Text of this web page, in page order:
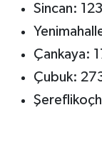
Sincan:
Çankaya:
Çubuk: